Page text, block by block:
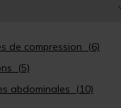
de compression
(6)
(5)
abdominales
(10)